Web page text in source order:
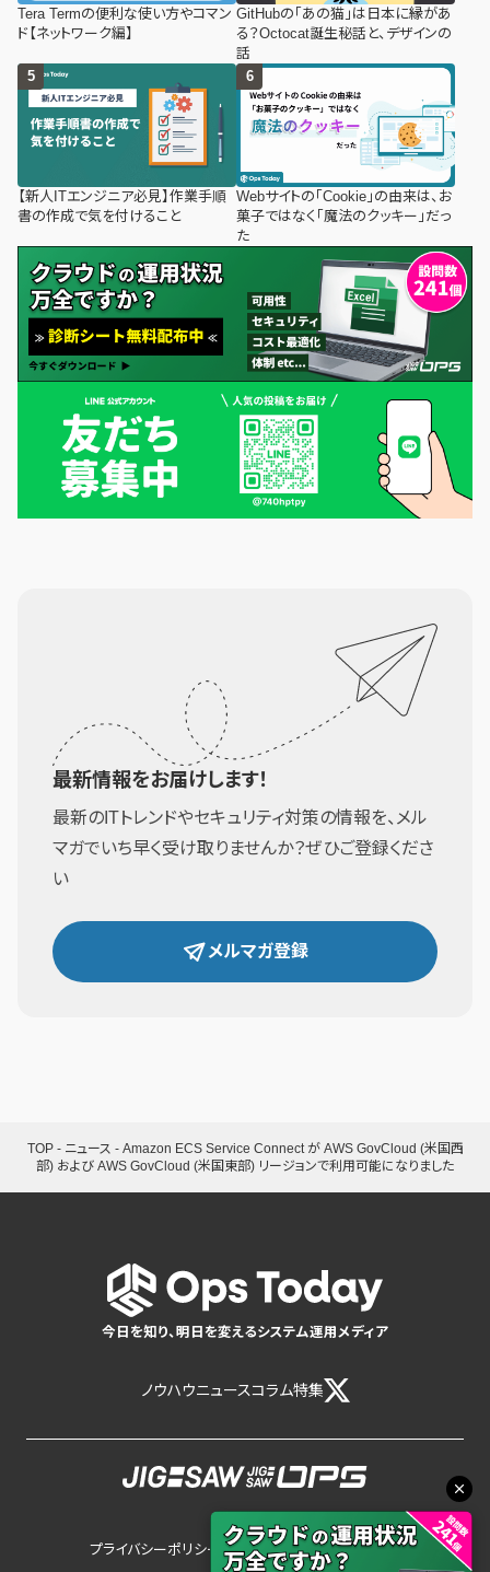
Tera Termの便利な使い方やコマン
ド【ネットワーク編】
GitHubの「あの猫」は日本に縁があ
る？Octocat誕生秘話と、デザインの
話
【新人ITエンジニア必見】作業手順
書の作成で気を付けること
Webサイトの「Cookie」の由来は、お
菓子ではなく「魔法のクッキー」だっ
た
最新情報をお届けします！
最新のITトレンドやセキュリティ対策の情報を、メル
マガでいち早く受け取りませんか？ぜひご登録くださ
い
メルマガ登録
TOP- ニュース - Amazon ECS Service Connect が AWS GovCloud (米国西
部) および AWS GovCloud (米国東部) リージョンで利用可能になりました
今日を知り、明日を変えるシステム運用メディア
ノウハウニュースコラム特集
プライバシーポリシー サイトポリシー